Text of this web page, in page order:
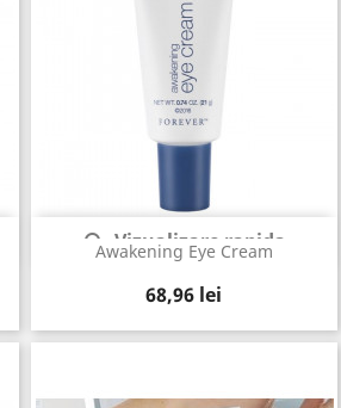
Awakening Eye Cream
Pret
68,96 lei
 Vizualizare rapida